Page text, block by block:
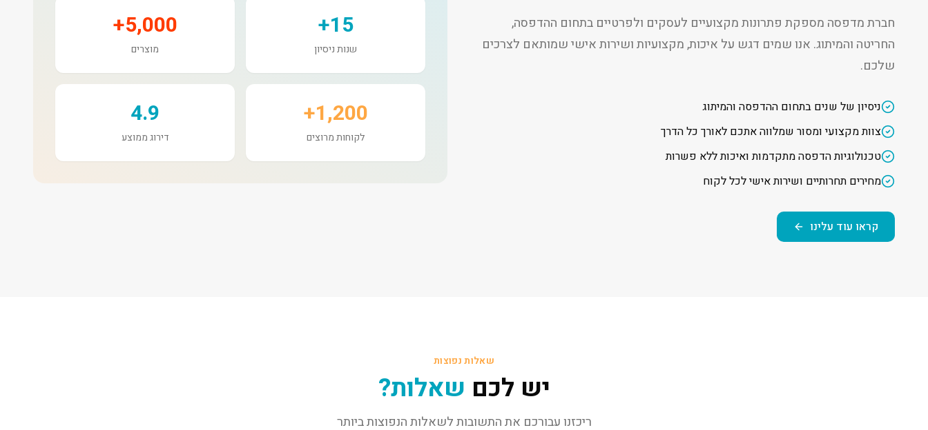
חברת מדפסה מספקת פתרונות מקצועיים לעסקים ולפרטיים בתחום ההדפסה,
החריטה והמיתוג. אנו שמים דגש על איכות, מקצועיות ושירות אישי שמותאם לצרכים
שלכם.
ניסיון של שנים בתחום ההדפסה והמיתוג
צוות מקצועי ומסור שמלווה אתכם לאורך כל הדרך
טכנולוגיות הדפסה מתקדמות ואיכות ללא פשרות
מחירים תחרותיים ושירות אישי לכל לקוח
קראו עוד עלינו
15+
שנות ניסיון
5,000+
מוצרים
1,200+
לקוחות מרוצים
4.9
דירוג ממוצע
שאלות נפוצות
יש לכם שאלות?
ריכזנו עבורכם את התשובות לשאלות הנפוצות ביותר